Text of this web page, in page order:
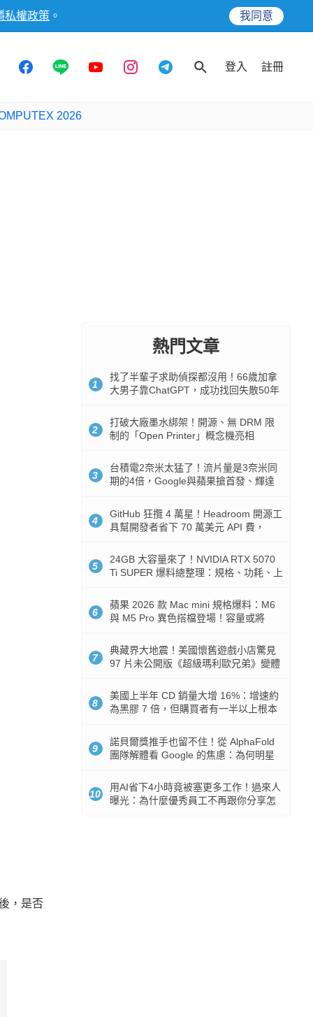
私權政策 。 我同意
登入 註冊
2026
，是否
熱門文章
1
找了半輩子求助偵探都沒用！66歲加拿
大男子靠ChatGPT，成功找回失散50年
2
打破大廠墨水綁架！開源、無 DRM 限
制的「Open Printer」概念機亮相
3
台積電2奈米太猛了！流片量是3奈米同
期的4倍，Google與蘋果搶首發、輝達
4
GitHub 狂攬 4 萬星！Headroom 開源工
具幫開發者省下 70 萬美元 API 費，
5
24GB 大容量來了！NVIDIA RTX 5070
Ti SUPER 爆料總整理：規格、功耗、上
6
蘋果 2026 款 Mac mini 規格爆料：M6
與 M5 Pro 異色搭檔登場！容量或將
7
典藏界大地震！美國懷舊遊戲小店驚見
97 片未公開版《超級瑪利歐兄弟》變體
8
美國上半年 CD 銷量大增 16%：增速約
為黑膠 7 倍，但購買者有一半以上根本
9
諾貝爾獎推手也留不住！從 AlphaFold
團隊解體看 Google 的焦慮：為何明星
10
用AI省下4小時竟被塞更多工作！過來人
曝光：為什麼優秀員工不再跟你分享怎